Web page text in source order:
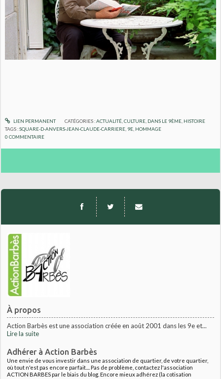
À propos
Action Barbès est une association créée en août 2001 dans les 9e et...
Lire la suite
Adhérer à Action Barbès
Une envie de vous investir dans une association de quartier, de votre quartier,
où tout n'est pas encore parfait.... Pas de problème, contactez l'association
ACTION BARBES par le biais du blog. Encore mieux adhérez (la cotisation
LIEN PERMANENT CATÉGORIES :ACTUALITÉ, CULTURE, DANS LE 9ÈME, HISTOIRE
TAGS :SQUARE-D-ANVERS-JEAN-CLAUDE-CARRIERE 9E HOMMAGE
0 COMMENTAIRE